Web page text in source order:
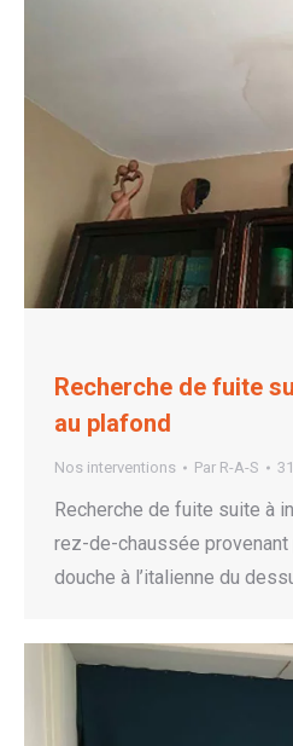
Recherche de fuite
au plafond
Nos interventions Par R-A-S
Recherche de fuite suite à
rez-de-chaussée
douche à l’italienne du